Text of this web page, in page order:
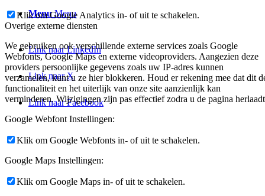
Menu Menu
Link naar LinkedIn
Link naar X
Link naar Facebook
Klik om Google Analytics in- of uit te schakelen.
Overige externe diensten
We gebruiken ook verschillende externe services zoals Google
Webfonts, Google Maps en externe videoproviders. Aangezien deze
providers persoonlijke gegevens zoals uw IP-adres kunnen
verzamelen, kunt u ze hier blokkeren. Houd er rekening mee dat dit
functionaliteit en het uiterlijk van onze site aanzienlijk kan
verminderen. Wijzigingen zijn pas effectief zodra u de pagina herlaadt
Google Webfont Instellingen:
Klik om Google Webfonts in- of uit te schakelen.
Google Maps Instellingen:
Klik om Google Maps in- of uit te schakelen.